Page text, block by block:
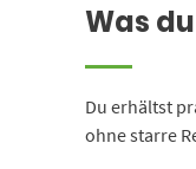
Was
Du erhältst
ohne starre